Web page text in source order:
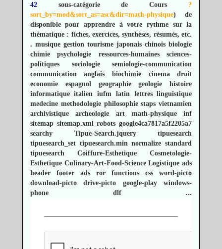
42sous-catégorie de Cours?
sort_by=mod&sort_as=asc&dir=math-physique) de
disponible pour apprendre à votre rythme sur la
thématique : fiches, exercices, synthèses, résumés, etc.
. musique gestion tourisme japonais chinois biologie
chimie
psychologie ressources-humaines
sciences-
politiques
sociologie
semiologie-communication
communication
anglais biochimie cinema
droit
economie
espagnol geographie geologie
histoire
informatique italien iufm latin lettres linguistique
medecine methodologie philosophie staps vietnamien
archivistique
archeologie art math-physique
inf
sitemap sitemap.xml robots google4ca7817a5f2205a7
searchy
Tipue-Search.jquery
tipuesearch
tipuesearch_set tipuesearch.min normalize standard
tipuesearch
Coiffure-Esthetique
Cosmetologie-
Esthetique Culinary-Art-Food-Science Logistique ads
header
footer ads ror functions css
word-picto
download-picto
drive-picto google-play
windows-
phone
dlf ...